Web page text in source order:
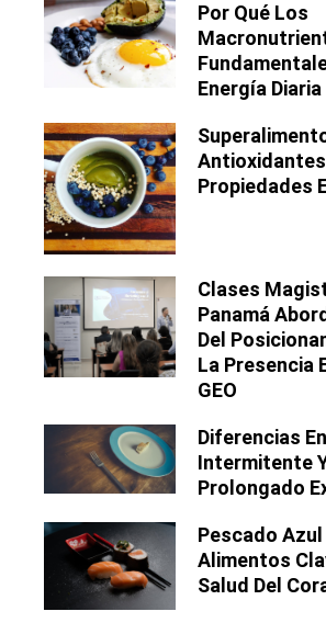
Por Qué Los
Energía Diaria
Antioxidantes
Propiedades
Clases
Panamá
Del
La Presencia
GEO
Diferencias
Intermitente
Prolongado
Pescado
Alimentos
Salud Del